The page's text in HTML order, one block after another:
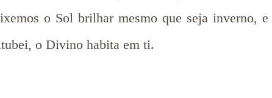
o Sol brilhar mesmo que seja inverno,
o Divino habita em ti.